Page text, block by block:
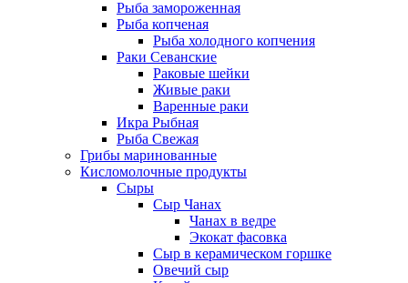
Рыба замороженная
Рыба копченая
Рыба холодного копчения
Раки Севанские
Раковые шейки
Живые раки
Варенные раки
Икра Рыбная
Рыба Свежая
Грибы маринованные
Кисломолочные продукты
Сыры
Сыр Чанах
Чанах в ведре
Экокат фасовка
Сыр в керамическом горшке
Овечий сыр